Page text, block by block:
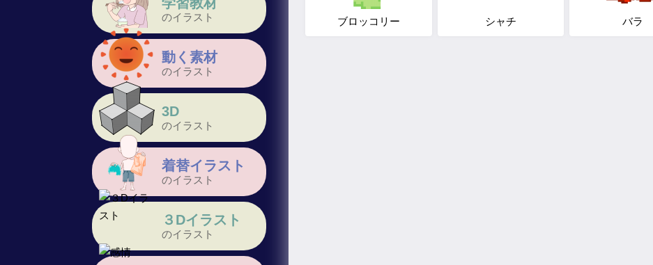
のイラスト
動く素材
のイラスト
3D
のイラスト
着替イラスト
のイラスト
３Dイラスト
のイラスト
ブロッコリー シャチ バラ